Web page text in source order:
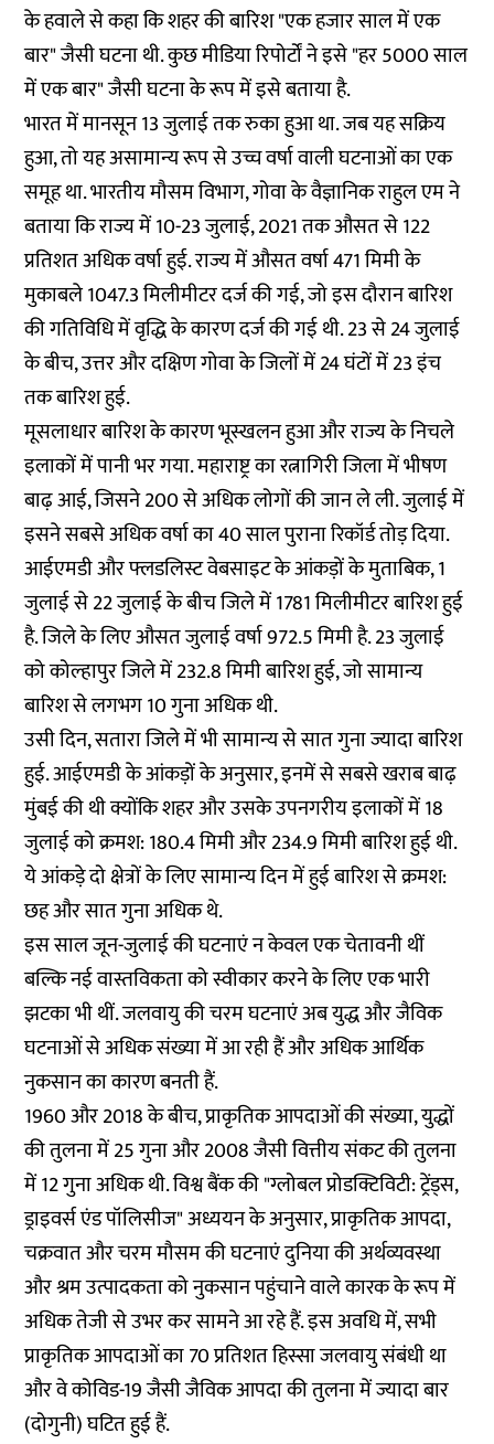
के हवाले से कहा कि शहर की बारिश "एक हजार साल में एक
बार" जैसी घटना थी. कुछ मीडिया रिपोर्टों ने इसे "हर 5000 साल
में एक बार" जैसी घटना के रूप में इसे बताया है.
भारत में मानसून 13 जुलाई तक रुका हुआ था. जब यह सक्रिय
हुआ, तो यह असामान्य रूप से उच्च वर्षा वाली घटनाओं का एक
समूह था. भारतीय मौसम विभाग, गोवा के वैज्ञानिक राहुल एम ने
बताया कि राज्य में 10-23 जुलाई, 2021 तक औसत से 122
प्रतिशत अधिक वर्षा हुई. राज्य में औसत वर्षा 471 मिमी के
मुकाबले 1047.3 मिलीमीटर दर्ज की गई, जो इस दौरान बारिश
की गतिविधि में वृद्धि के कारण दर्ज की गई थी. 23 से 24 जुलाई
के बीच, उत्तर और दक्षिण गोवा के जिलों में 24 घंटों में 23 इंच
तक बारिश हुई.
मूसलाधार बारिश के कारण भूस्खलन हुआ और राज्य के निचले
इलाकों में पानी भर गया. महाराष्ट्र का रत्नागिरी जिला में भीषण
बाढ़ आई, जिसने 200 से अधिक लोगों की जान ले ली. जुलाई में
इसने सबसे अधिक वर्षा का 40 साल पुराना रिकॉर्ड तोड़ दिया.
आईएमडी और फ्लडलिस्ट वेबसाइट के आंकड़ों के मुताबिक, 1
जुलाई से 22 जुलाई के बीच जिले में 1781 मिलीमीटर बारिश हुई
है. जिले के लिए औसत जुलाई वर्षा 972.5 मिमी है. 23 जुलाई
को कोल्हापुर जिले में 232.8 मिमी बारिश हुई, जो सामान्य
बारिश से लगभग 10 गुना अधिक थी.
उसी दिन, सतारा जिले में भी सामान्य से सात गुना ज्यादा बारिश
हुई. आईएमडी के आंकड़ों के अनुसार, इनमें से सबसे खराब बाढ़
मुंबई की थी क्योंकि शहर और उसके उपनगरीय इलाकों में 18
जुलाई को क्रमश: 180.4 मिमी और 234.9 मिमी बारिश हुई थी.
ये आंकड़े दो क्षेत्रों के लिए सामान्य दिन में हुई बारिश से क्रमश:
छह और सात गुना अधिक थे.
इस साल जून-जुलाई की घटनाएं न केवल एक चेतावनी थीं
बल्कि नई वास्तविकता को स्वीकार करने के लिए एक भारी
झटका भी थीं. जलवायु की चरम घटनाएं अब युद्ध और जैविक
घटनाओं से अधिक संख्या में आ रही हैं और अधिक आर्थिक
नुकसान का कारण बनती हैं.
1960 और 2018 के बीच, प्राकृतिक आपदाओं की संख्या, युद्धों
की तुलना में 25 गुना और 2008 जैसी वित्तीय संकट की तुलना
में 12 गुना अधिक थी. विश्व बैंक की "ग्लोबल प्रोडक्टिविटी: ट्रेंड्स,
ड्राइवर्स एंड पॉलिसीज" अध्ययन के अनुसार, प्राकृतिक आपदा,
चक्रवात और चरम मौसम की घटनाएं दुनिया की अर्थव्यवस्था
और श्रम उत्पादकता को नुकसान पहुंचाने वाले कारक के रूप में
अधिक तेजी से उभर कर सामने आ रहे हैं. इस अवधि में, सभी
प्राकृतिक आपदाओं का 70 प्रतिशत हिस्सा जलवायु संबंधी था
और वे कोविड-19 जैसी जैविक आपदा की तुलना में ज्यादा बार
(दोगुनी) घटित हुई हैं.